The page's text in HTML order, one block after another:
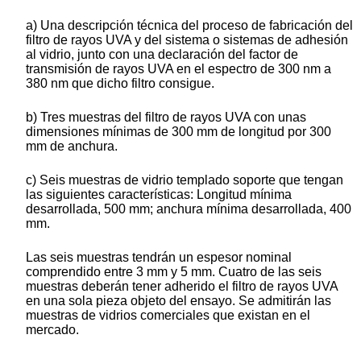
a) Una descripción técnica del proceso de fabricación del
filtro de rayos UVA y del sistema o sistemas de adhesión
al vidrio, junto con una declaración del factor de
transmisión de rayos UVA en el espectro de 300 nm a
380 nm que dicho filtro consigue.
b) Tres muestras del filtro de rayos UVA con unas
dimensiones mínimas de 300 mm de longitud por 300
mm de anchura.
c) Seis muestras de vidrio templado soporte que tengan
las siguientes características: Longitud mínima
desarrollada, 500 mm; anchura mínima desarrollada, 400
mm.
Las seis muestras tendrán un espesor nominal
comprendido entre 3 mm y 5 mm. Cuatro de las seis
muestras deberán tener adherido el filtro de rayos UVA
en una sola pieza objeto del ensayo. Se admitirán las
muestras de vidrios comerciales que existan en el
mercado.